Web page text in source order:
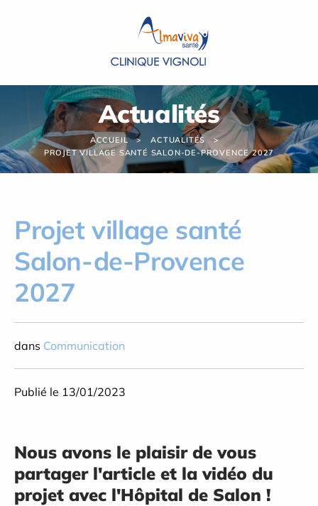
Actualités
ACCUEIL
ACTUALITÉS
PROJET VILLAGE SANTÉ SALON-DE-PROVENCE 2027
Projet village santé
Salon-de-Provence
2027
dans Communication
Publié le 13/01/2023
Nous avons le plaisir de vous
partager l'article et la vidéo du
projet avec l'Hôpital de Salon !